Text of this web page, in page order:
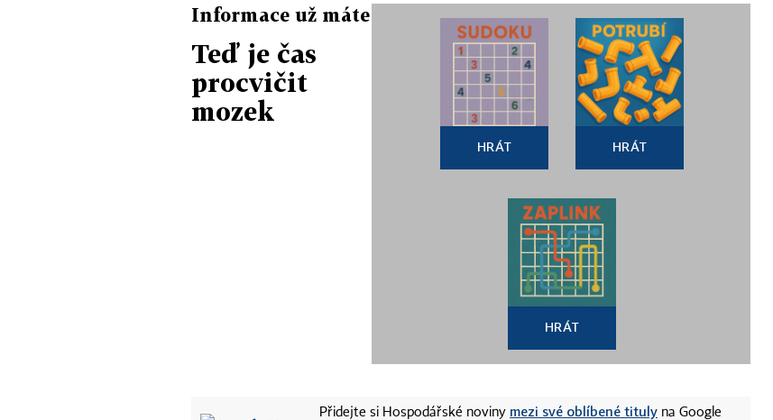
Informace už máte
Teď je čas
procvičit
mozek
HRÁT HRÁT
HRÁT
Přidejte si Hospodářské noviny mezi své oblíbené tituly na Google